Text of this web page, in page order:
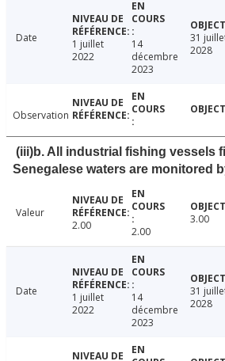
Date
1 juillet
2022
14
décembre
2023
31
2028
Observation
(iii)b. All industrial fishing vessels
Senegalese waters are monitored
Valeur
2.00
2.00
3.00
Date
1 juillet
2022
14
décembre
2023
31
2028